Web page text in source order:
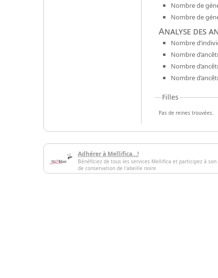
Nombre de
Nombre de
Analyse des
Nombre
Nombre
Nombre
Nombre
Filles
Pas de reines trouvées.
Adhérer à Mellifica…!
Bénéficiez de tous les services Mellifica et participez à
de conservation de l'abeille noire